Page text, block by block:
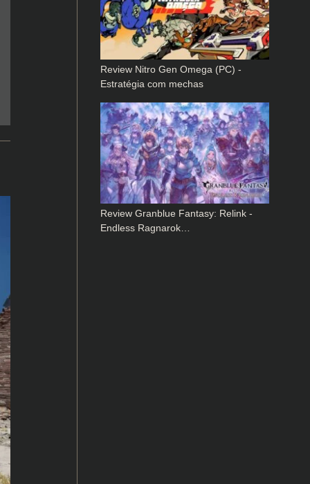
Review Nitro Gen Omega (PC) -
Estratégia com mechas
Review Granblue Fantasy: Relink -
Endless Ragnarok…